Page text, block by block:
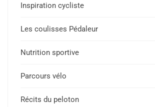
Inspiration cycliste
Les coulisses Pédaleur
Nutrition sportive
Parcours vélo
Récits du peloton